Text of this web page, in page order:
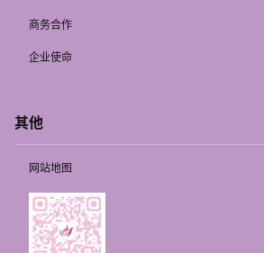
商务合作
企业使命
其他
网站地图